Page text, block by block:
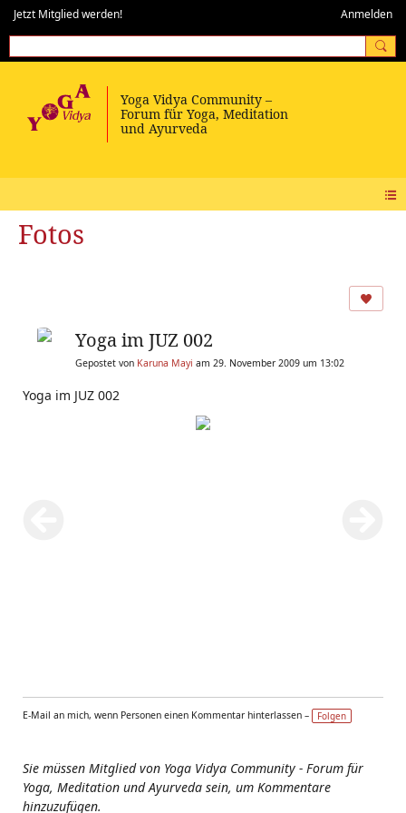
Jetzt Mitglied werden! Anmelden
Fotos
Yoga im JUZ 002
Gepostet von Karuna Mayi am 29. November 2009 um 13:02
Yoga im JUZ 002
E-Mail an mich, wenn Personen einen Kommentar hinterlassen – Folgen
Sie müssen Mitglied von Yoga Vidya Community - Forum für
Yoga, Meditation und Ayurveda sein, um Kommentare
hinzuzufügen.